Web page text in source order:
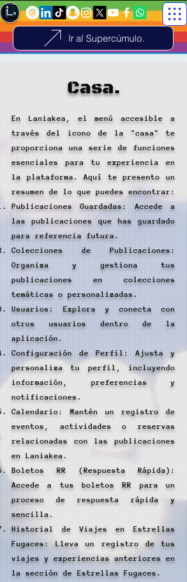
Ir al Supercúmulo.
Casa.
En Laniakea, el menú accesible a
través del icono de la "casa" te
proporciona una serie de funciones
esenciales para tu experiencia en
la plataforma. Aquí te presento un
resumen de lo que puedes encontrar:
Publicaciones Guardadas: Accede a
las publicaciones que has guardado
para referencia futura.
Colecciones de Publicaciones:
Organiza y gestiona tus
publicaciones en colecciones
temáticas o personalizadas.
Usuarios: Explora y conecta con
otros usuarios dentro de la
aplicación.
Configuración de Perfil: Ajusta y
personaliza tu perfil, incluyendo
información, preferencias y
notificaciones.
Calendario: Mantén un registro de
eventos, actividades o reservas
relacionadas con las publicaciones
en Laniakea.
Boletos RR (Respuesta Rápida):
Accede a tus boletos RR para un
proceso de respuesta rápida y
sencilla.
Historial de Viajes en Estrellas
Fugaces: Lleva un registro de tus
viajes y experiencias anteriores en
la sección de Estrellas Fugaces.